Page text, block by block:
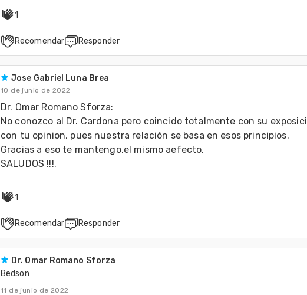
1
Recomendar Responder
Jose Gabriel Luna Brea
10 de junio de 2022
Dr. Omar Romano Sforza:
No conozco al Dr. Cardona pero coincido totalmente con su
con tu opinion, pues nuestra relación se basa en esos principios.
Gracias a eso te mantengo.el mismo aefecto.
SALUDOS !!!.
1
Recomendar Responder
Dr. Omar Romano Sforza
Bedson
11 de junio de 2022